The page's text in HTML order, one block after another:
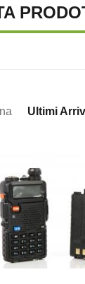
Ultimi